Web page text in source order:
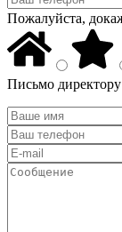
Пожалуйста,
Письмо директору